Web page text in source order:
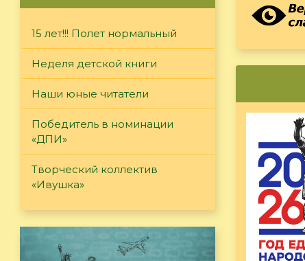
15 лет!!! Полет нормальный
Неделя детской книги
Наши юные читатели
Победитель в номинации
«ДПИ»
Творческий коллектив
«Ивушка»